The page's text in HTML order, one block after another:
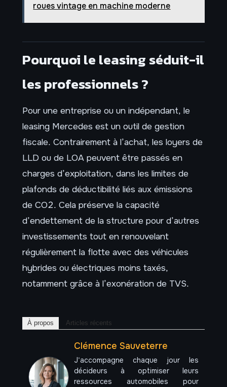
roues vintage en machine moderne
Pourquoi le leasing séduit-il
les professionnels ?
Pour une entreprise ou un indépendant, le
leasing Mercedes est un outil de gestion
fiscale. Contrairement à l’achat, les loyers de
LLD ou de LOA peuvent être passés en
charges d’exploitation, dans les limites de
plafonds de déductibilité liés aux émissions
de CO2. Cela préserve la capacité
d’endettement de la structure pour d’autres
investissements tout en renouvelant
régulièrement la flotte avec des véhicules
hybrides ou électriques moins taxés,
notamment grâce à l’exonération de TVS.
À propos Articles récents
Clémence Sauveterre
J’accompagne chaque jour les
décideurs à optimiser leurs
ressources automobiles pour